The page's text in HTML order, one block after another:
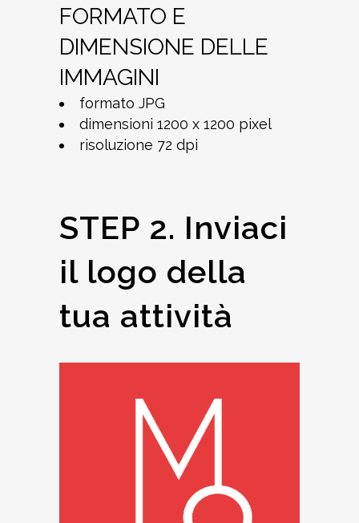
FORMATO E
DIMENSIONE DELLE
IMMAGINI
formato JPG
dimensioni 1200 x 1200 pixel
risoluzione 72 dpi
STEP 2. Inviaci
il logo della
tua attività